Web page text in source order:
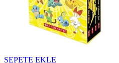
SEPETE EKLE